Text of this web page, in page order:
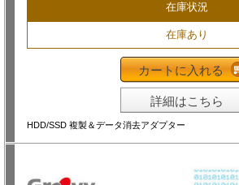
在庫状況
在庫あり
カートに入れる
詳細はこちら
HDD/SSD 複製＆データ消去アダプター